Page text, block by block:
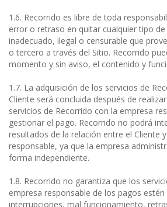
1.6. Recorrido es libre de toda
error o retraso en quitar cualquier tipo
inadecuado, ilegal o censurable que
o tercero a través del Sitio. Recorrido
momento y sin aviso, el contenido y
1.7. La adquisición de los servicios de
Cliente será concluida después de
servicios de Recorrido con la empresa
gestionar el pago. Recorrido no podrá
resultados de la relación entre el Cliente
responsable, ya que la empresa
forma independiente.
1.8. Recorrido no garantiza que los
empresa responsable de los pagos
interrupciones, mal funcionamiento,